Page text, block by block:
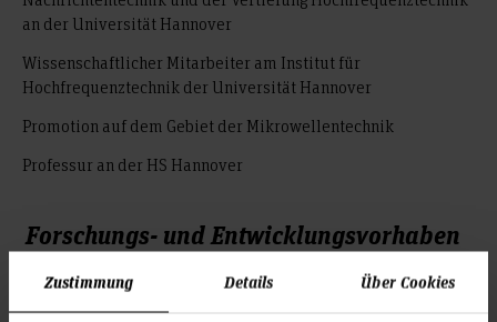
Zustimmung Details Über Cookies
an der Universität Hannover
Wissenschaftlicher Mitarbeiter am Institut für
Hochfrequenztechnik der Universität Hannover
Promotion auf dem Gebiet der Mikrowellentechnik
Professur an der HS Hannover
Forschungs- und Entwicklungsvorhaben
EFRE-Projekt Bestimmung der Substratströmung mittels
Funkortung (RFID)